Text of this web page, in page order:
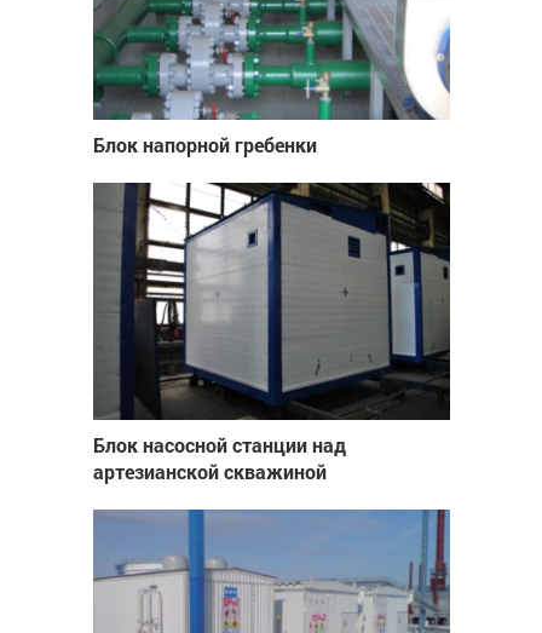
Блок напорной гребенки
Блок насосной станции над
артезианской скважиной